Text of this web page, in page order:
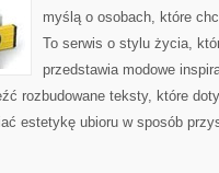
myślą o osobach, które
To serwis o stylu życia,
przedstawia modowe
rozbudowane teksty, które
estetykę ubioru w sposób